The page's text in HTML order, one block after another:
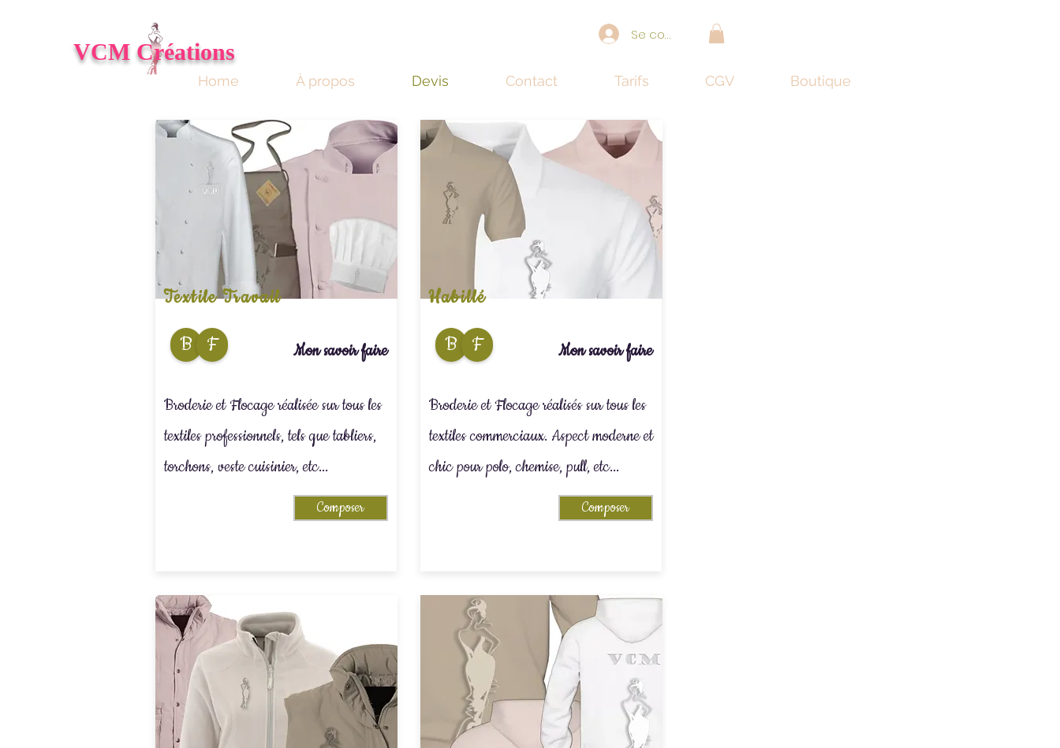
Home À propos Devis Contact Tarifs CGV Boutique
Se connecter
VCM Créations
Textile Travail
B F Mon savoir faire
Broderie et Flocage réalisée sur tous les
textiles professionnels, tels que tabliers,
torchons, veste cuisinier, etc...
Composer
Habillé
B F Mon savoir faire
Broderie et Flocage réalisés sur tous les
textiles commerciaux. Aspect moderne et
chic pour polo, chemise, pull, etc...
Composer